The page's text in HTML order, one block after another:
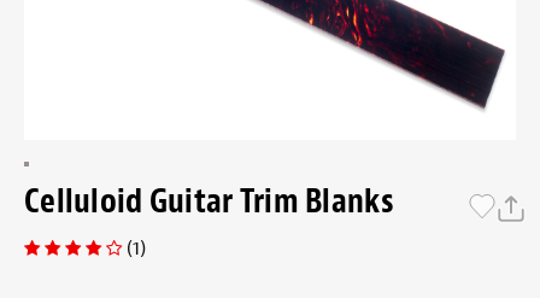
Celluloid Guitar Trim Blanks
(1)